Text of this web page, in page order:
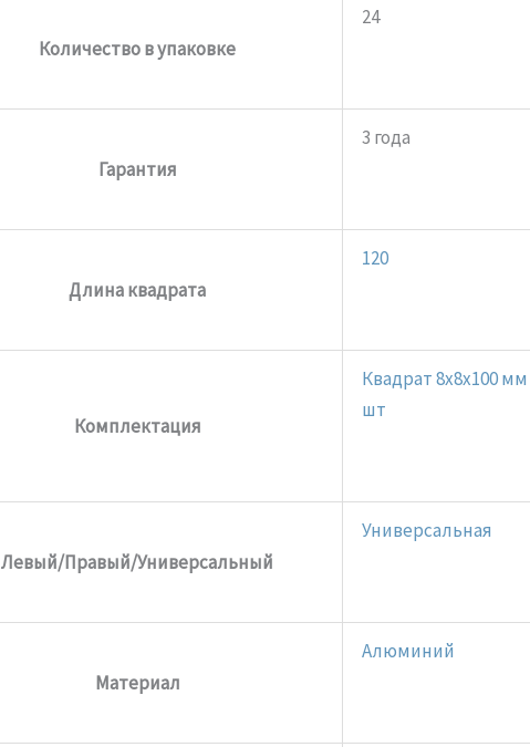
Количество в упаковке
24
Гарантия
3 года
Длина квадрата
120
Комплектация
Квадрат 8x8x100
шт
Левый/Правый/Универсальный
Универсальная
Материал
Алюминий